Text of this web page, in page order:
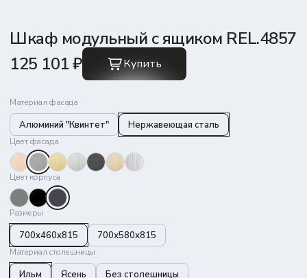
Шкаф модульный с ящиком REL.4857
125 101 ₽
Купить
Материал фасада
Алюминий "Квинтет" Нержавеющая сталь
Цвет фасада
Цвет корпуса
Размеры
700x460x815 700х580х815
Материал столешницы
Ильм Ясень Без столешницы